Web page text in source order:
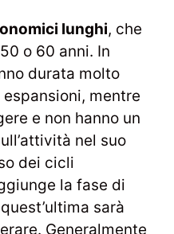
lunghi, che
o 60 anni. In
durata molto
mentre
e non hanno un
nel suo
dei cicli
la fase di
sarà
Generalmente